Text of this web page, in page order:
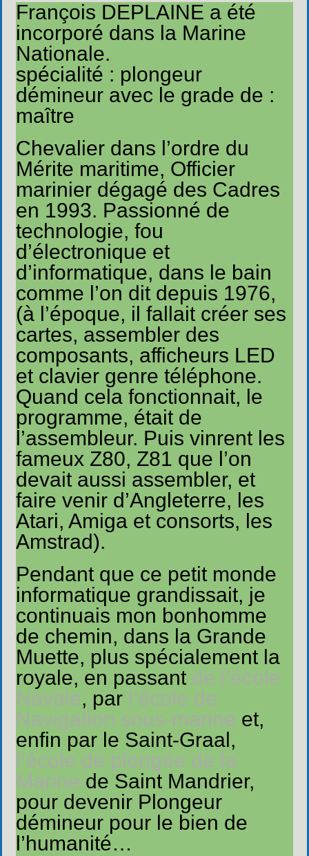
François DEPLAINE a été
incorporé dans la Marine
Nationale.
spécialité : plongeur
démineur avec le grade de :
maître
Chevalier dans l’ordre du
Mérite maritime, Officier
marinier dégagé des Cadres
en 1993. Passionné de
technologie, fou
d’électronique et
d’informatique, dans le bain
comme l’on dit depuis 1976,
(à l’époque, il fallait créer ses
cartes, assembler des
composants, afficheurs LED
et clavier genre téléphone.
Quand cela fonctionnait, le
programme, était de
l’assembleur. Puis vinrent les
fameux Z80, Z81 que l’on
devait aussi assembler, et
faire venir d’Angleterre, les
Atari, Amiga et consorts, les
Amstrad).
Pendant que ce petit monde
informatique grandissait, je
continuais mon bonhomme
de chemin, dans la Grande
Muette, plus spécialement la
royale, en passant de l’école
Navale, par l’école de
Navigation sous-marine et,
enfin par le Saint-Graal,
l’école de plongée de la
Marine de Saint Mandrier,
pour devenir Plongeur
démineur pour le bien de
l’humanité…